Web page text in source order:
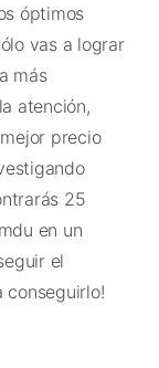
óptimos
vas a lograr
más
atención,
precio
25
en un
el
conseguirlo!